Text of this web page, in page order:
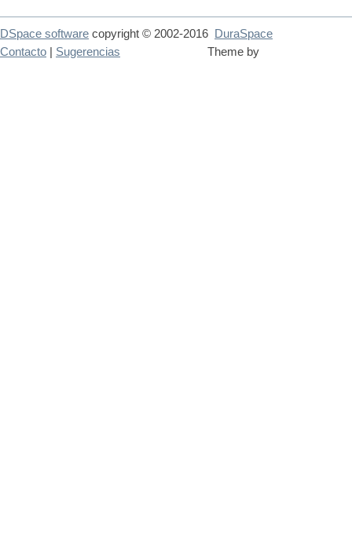
DSpace software copyright © 2002-2016
DuraSpace
Theme by
Contacto Sugerencias